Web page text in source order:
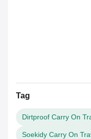
Tag
Dirtproof Carry On
Soekidy Carry On